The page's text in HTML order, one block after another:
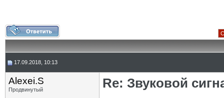
17.09.2018, 10:13
Alexei.S
Продвинутый
Re: Звуковой